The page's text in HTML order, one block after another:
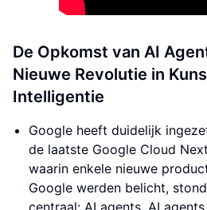
De Opkomst van AI
Nieuwe Revolutie in
Intelligentie
Google heeft duidelijk
de laatste Google Cloud
waarin enkele nieuwe
Google werden belicht,
centraal: AI agents. AI